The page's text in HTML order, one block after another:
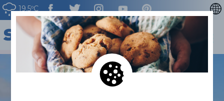
19.5ºC
ENGLISH
ESPAÑOL
FRANÇAIS